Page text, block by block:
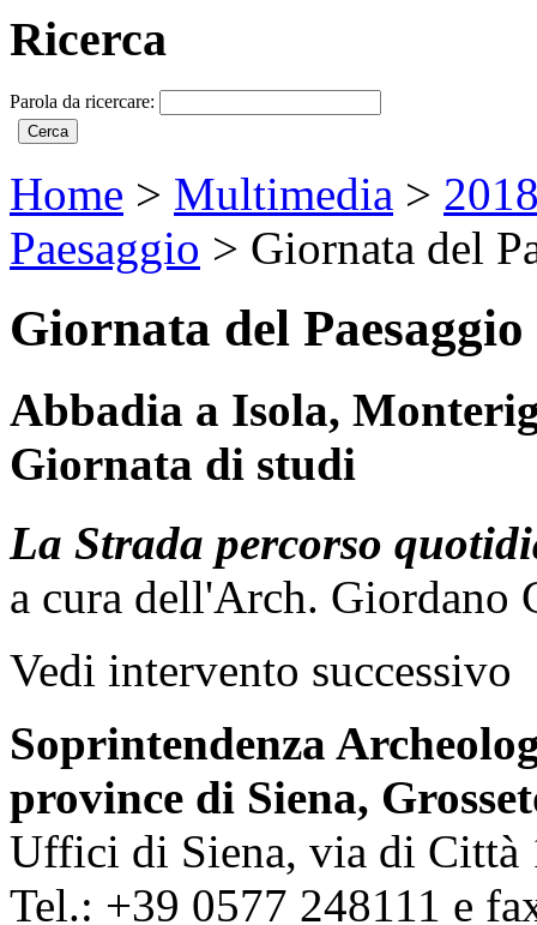
Ricerca
Parola da ricercare:
Home > Multimedia >
Paesaggio > Giornata del
Giornata del
Abbadia a Isola,
Giornata di studi
La Strada percorso
a cura dell'Arch. Giordano
Vedi intervento successivo
Soprintendenza
province di Siena,
Uffici di Siena, via di Città
Tel.: +39 0577 248111 e